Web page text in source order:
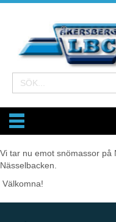
Vi tar nu emot snömassor på
Nässelbacken.
Välkomna!